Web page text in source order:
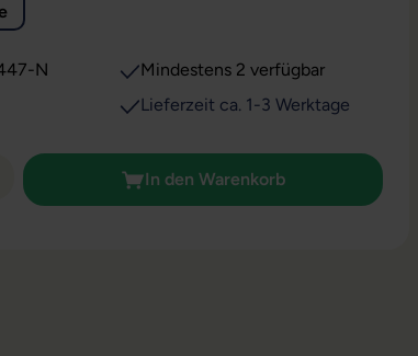
N
Mindestens 2 verfügbar
Lieferzeit ca. 1-3 Werktage
Gib den gewünschten Wert ein
In den Warenkorb